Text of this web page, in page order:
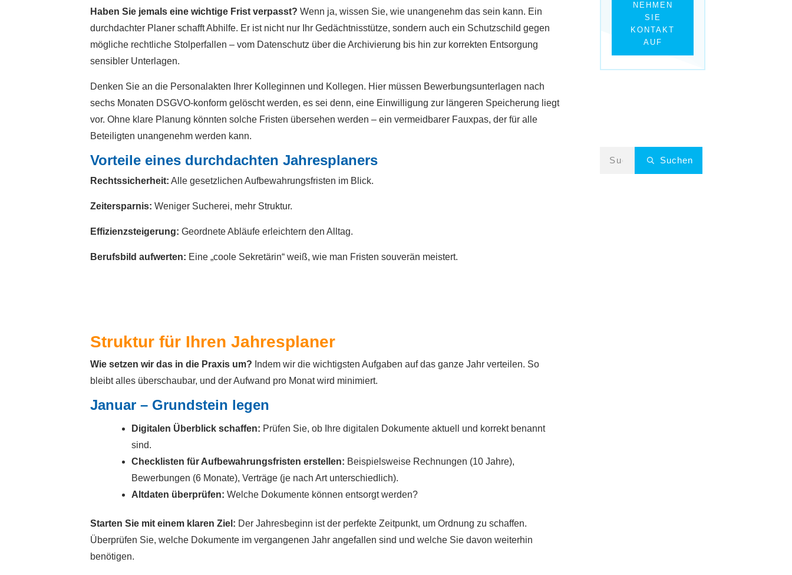
Haben Sie jemals eine wichtige Frist verpasst? Wenn ja, wissen Sie, wie unangenehm das sein kann. Ein
durchdachter Planer schafft Abhilfe. Er ist nicht nur Ihr Gedächtnisstütze, sondern auch ein Schutzschild gegen
mögliche rechtliche Stolperfallen – vom Datenschutz über die Archivierung bis hin zur korrekten Entsorgung
sensibler Unterlagen.
Denken Sie an die Personalakten Ihrer Kolleginnen und Kollegen. Hier müssen Bewerbungsunterlagen nach
sechs Monaten DSGVO-konform gelöscht werden, es sei denn, eine Einwilligung zur längeren Speicherung liegt
vor. Ohne klare Planung könnten solche Fristen übersehen werden – ein vermeidbarer Fauxpas, der für alle
Beteiligten unangenehm werden kann.
Vorteile eines durchdachten Jahresplaners
Rechtssicherheit: Alle gesetzlichen Aufbewahrungsfristen im Blick.
Zeitersparnis: Weniger Sucherei, mehr Struktur.
Effizienzsteigerung: Geordnete Abläufe erleichtern den Alltag.
Berufsbild aufwerten: Eine „coole Sekretärin“ weiß, wie man Fristen souverän meistert.
Struktur für Ihren Jahresplaner
Wie setzen wir das in die Praxis um? Indem wir die wichtigsten Aufgaben auf das ganze Jahr verteilen. So
bleibt alles überschaubar, und der Aufwand pro Monat wird minimiert.
Januar – Grundstein legen
Digitalen Überblick schaffen: Prüfen Sie, ob Ihre digitalen Dokumente aktuell und korrekt benannt
sind.
Checklisten für Aufbewahrungsfristen erstellen: Beispielsweise Rechnungen (10 Jahre),
Bewerbungen (6 Monate), Verträge (je nach Art unterschiedlich).
Altdaten überprüfen: Welche Dokumente können entsorgt werden?
Starten Sie mit einem klaren Ziel: Der Jahresbeginn ist der perfekte Zeitpunkt, um Ordnung zu schaffen.
Überprüfen Sie, welche Dokumente im vergangenen Jahr angefallen sind und welche Sie davon weiterhin
benötigen.
NEHMEN
SIE
KONTAKT
AUF
Suchen